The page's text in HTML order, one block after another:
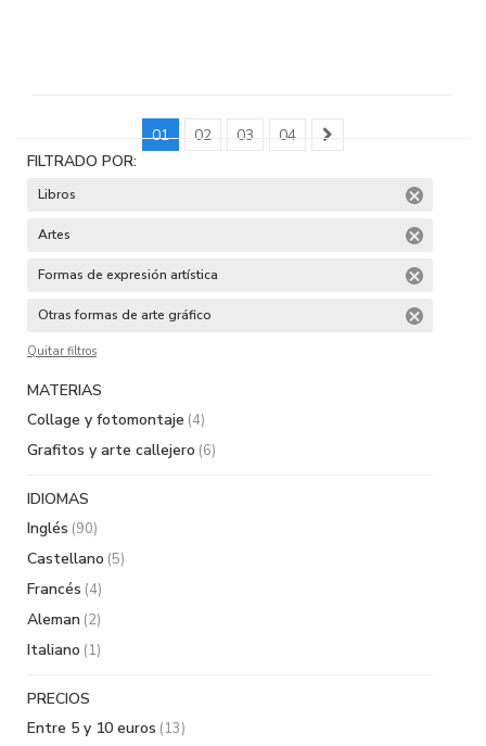
01 02 03
04
FILTRADO POR:
Libros
Artes
Formas de expresión artística
Otras formas de arte gráfico
Quitar filtros
MATERIAS
Collage y fotomontaje (4)
Grafitos y arte callejero (6)
IDIOMAS
Inglés (90)
Castellano (5)
Francés (4)
Aleman (2)
Italiano (1)
PRECIOS
Entre 5 y 10 euros (13)